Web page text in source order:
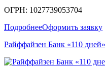
ОГРН: 1027739053704
ПодробнееОформить заявку
Райффайзен Банк «110 дней»